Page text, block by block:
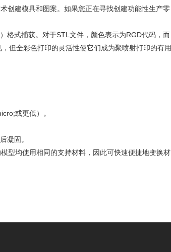
创建模具和图案。如果您正在寻找创建功能性生产零
格式捕获。对于STL文件，颜色表示为RGD代码，而
但全彩色打印的灵活性使它们成为聚喷射打印的有用
或更低）。
凝固。
型均使用相同的支持材料，因此可快速便捷地变换材